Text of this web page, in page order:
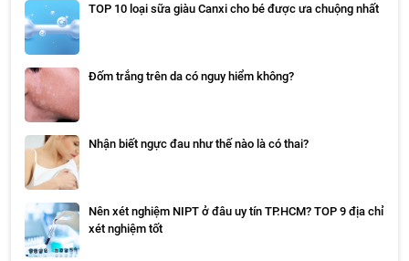
TOP 10 loại sữa giàu Canxi cho bé được ưa chuộng nhất
Đốm trắng trên da có nguy hiểm không?
Nhận biết ngực đau như thế nào là có thai?
Nên xét nghiệm NIPT ở đâu uy tín TP.HCM? TOP 9 địa chỉ
xét nghiệm tốt